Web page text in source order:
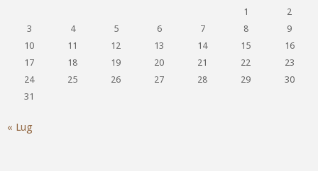
1
2
3
4 5 6 7 8
9
10
11 12 13 14 15
16
17
18 19 20 21 22
23
24
25 26 27 28 29
30
31
« Lug